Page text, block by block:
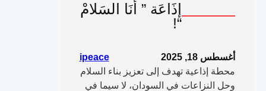
إذَاعَة ” أنَا السَلامْ
“!
أغسطس 18, 2025
ipeace
محطة إذاعية تهدف إلى تعزيز بناء السلام
وحل النزاعات في السودان، لا سيما في